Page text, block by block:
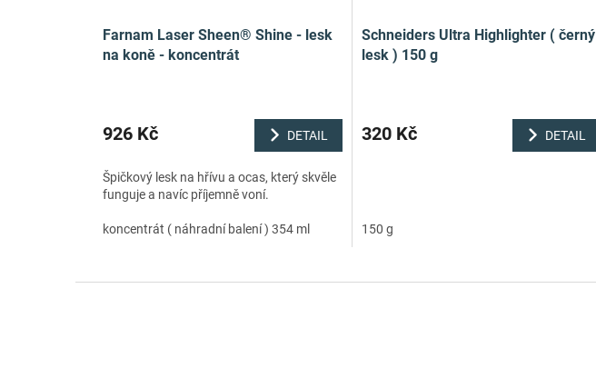
Farnam Laser Sheen® Shine - lesk
na koně - koncentrát
926 Kč DETAIL
Špičkový lesk na hřívu a ocas, který skvěle
funguje a navíc příjemně voní.
koncentrát ( náhradní balení ) 354 ml
Schneiders Ultra Highlighter ( černý
lesk ) 150 g
320 Kč DETAIL
150 g